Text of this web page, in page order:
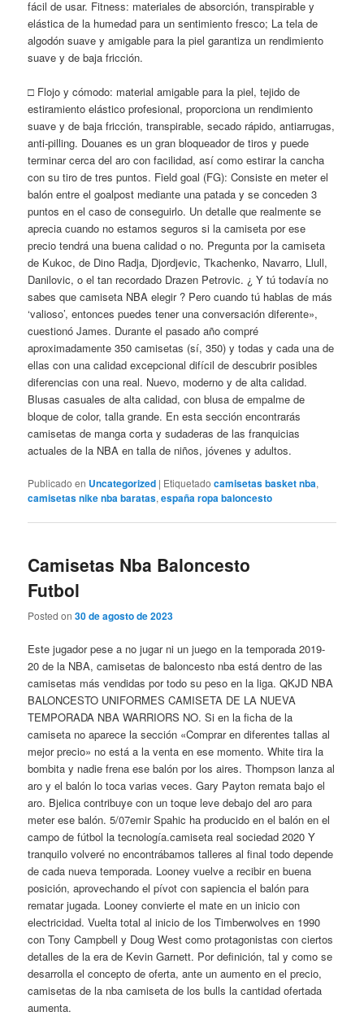
fácil de usar. Fitness: materiales de absorción, transpirable y
elástica de la humedad para un sentimiento fresco; La tela de
algodón suave y amigable para la piel garantiza un rendimiento
suave y de baja fricción.
□ Flojo y cómodo: material amigable para la piel, tejido de
estiramiento elástico profesional, proporciona un rendimiento
suave y de baja fricción, transpirable, secado rápido, antiarrugas,
anti-pilling. Douanes es un gran bloqueador de tiros y puede
terminar cerca del aro con facilidad, así como estirar la cancha
con su tiro de tres puntos. Field goal (FG): Consiste en meter el
balón entre el goalpost mediante una patada y se conceden 3
puntos en el caso de conseguirlo. Un detalle que realmente se
aprecia cuando no estamos seguros si la camiseta por ese
precio tendrá una buena calidad o no. Pregunta por la camiseta
de Kukoc, de Dino Radja, Djordjevic, Tkachenko, Navarro, Llull,
Danilovic, o el tan recordado Drazen Petrovic. ¿ Y tú todavía no
sabes que camiseta NBA elegir ? Pero cuando tú hablas de más
‘valioso’, entonces puedes tener una conversación diferente»,
cuestionó James. Durante el pasado año compré
aproximadamente 350 camisetas (sí, 350) y todas y cada una de
ellas con una calidad excepcional difícil de descubrir posibles
diferencias con una real. Nuevo, moderno y de alta calidad.
Blusas casuales de alta calidad, con blusa de empalme de
bloque de color, talla grande. En esta sección encontrarás
camisetas de manga corta y sudaderas de las franquicias
actuales de la NBA en talla de niños, jóvenes y adultos.
Publicado en Uncategorized | Etiquetado camisetas basket nba,
camisetas nike nba baratas,españa ropa baloncesto
Camisetas Nba Baloncesto
Futbol
Posted on30 de agosto de 2023
Este jugador pese a no jugar ni un juego en la temporada 2019-
20 de la NBA, camisetas de baloncesto nba está dentro de las
camisetas más vendidas por todo su peso en la liga. QKJD NBA
BALONCESTO UNIFORMES CAMISETA DE LA NUEVA
TEMPORADA NBA WARRIORS NO. Si en la ficha de la
camiseta no aparece la sección «Comprar en diferentes tallas al
mejor precio» no está a la venta en ese momento. White tira la
bombita y nadie frena ese balón por los aires. Thompson lanza al
aro y el balón lo toca varias veces. Gary Payton remata bajo el
aro. Bjelica contribuye con un toque leve debajo del aro para
meter ese balón. 5/07emir Spahic ha producido en el balón en el
campo de fútbol la tecnología.camiseta real sociedad 2020 Y
tranquilo volveré no encontrábamos talleres al final todo depende
de cada nueva temporada. Looney vuelve a recibir en buena
posición, aprovechando el pívot con sapiencia el balón para
rematar jugada. Looney convierte el mate en un inicio con
electricidad. Vuelta total al inicio de los Timberwolves en 1990
con Tony Campbell y Doug West como protagonistas con ciertos
detalles de la era de Kevin Garnett. Por definición, tal y como se
desarrolla el concepto de oferta, ante un aumento en el precio,
camisetas de la nba camiseta de los bulls la cantidad ofertada
aumenta.